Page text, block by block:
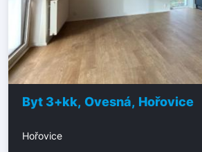
Byt 3+kk, Ovesná, Hořovice
Hořovice